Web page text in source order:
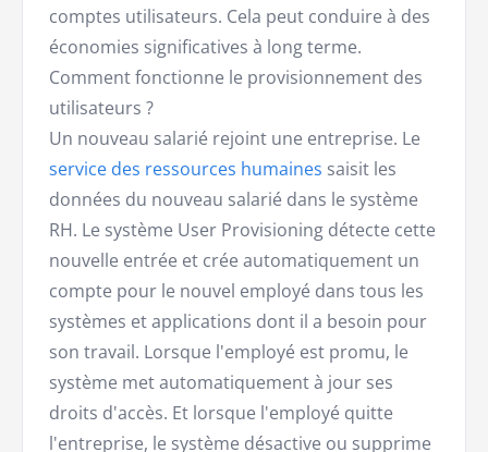
comptes utilisateurs. Cela peut conduire à des
économies significatives à long terme.
Comment fonctionne le provisionnement des
utilisateurs ?
Un nouveau salarié rejoint une entreprise. Le
service des ressources humaines saisit les
données du nouveau salarié dans le système
RH. Le système User Provisioning détecte cette
nouvelle entrée et crée automatiquement un
compte pour le nouvel employé dans tous les
systèmes et applications dont il a besoin pour
son travail. Lorsque l'employé est promu, le
système met automatiquement à jour ses
droits d'accès. Et lorsque l'employé quitte
l'entreprise, le système désactive ou supprime